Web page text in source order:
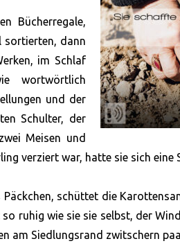
Bücherregale,
sortierten, dann
im Schlaf
wortwörtlich
und der
Schulter, der
Meisen und
verziert war, hatte sie sich eine
schüttet die
ruhig wie sie sie selbst, der
am Siedlungsrand zwitschern